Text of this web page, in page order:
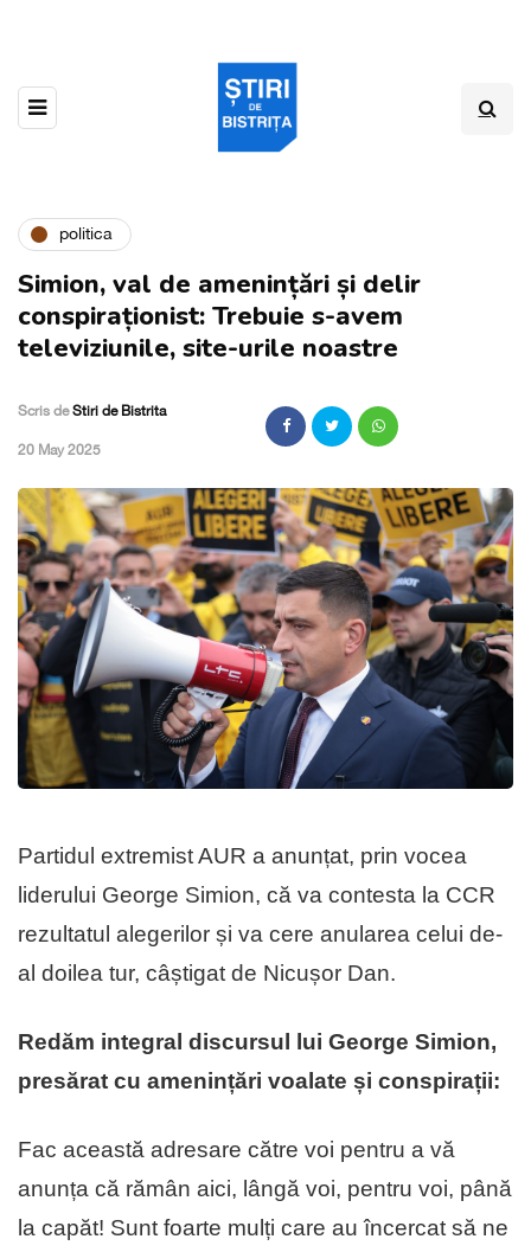
politica
Simion, val de amenințări și delir
conspiraționist: Trebuie s-avem
televiziunile, site-urile noastre
Scris deStiri de Bistrita
,20 May 2025
Partidul extremist AUR a anunțat, prin vocea
liderului George Simion, că va contesta la CCR
rezultatul alegerilor și va cere anularea celui de-
al doilea tur, câștigat de Nicușor Dan.
Redăm integral discursul lui George Simion,
presărat cu amenințări voalate și conspirații:
Fac această adresare către voi pentru a vă
anunța că rămân aici, lângă voi, pentru voi, până
la capăt! Sunt foarte mulți care au încercat să ne